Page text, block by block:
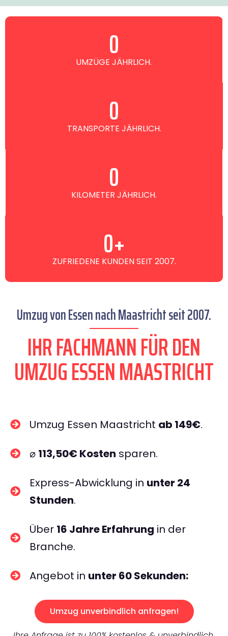
UMZÜGE JÄHRLICH.
0
TRANSPORTE JÄHRLICH.
0
KILOMETER JÄHRLICH.
0
ZUFRIEDENE KUNDEN SEIT 2007.
0+
Umzug von Essen nach Maastricht seit 2007.
IHR FACHMANN FÜR DEN
UMZUG ESSEN MAASTRICHT
Umzug Essen Maastricht ab 149€.
⌀ 113,50€ Kosten sparen.
Express-Abwicklung in unter 24
Stunden.
Über 16 Jahre Erfahrung in der
Branche.
Angebot in unter 60 Sekunden:
Umzug unverbindlich anfragen!